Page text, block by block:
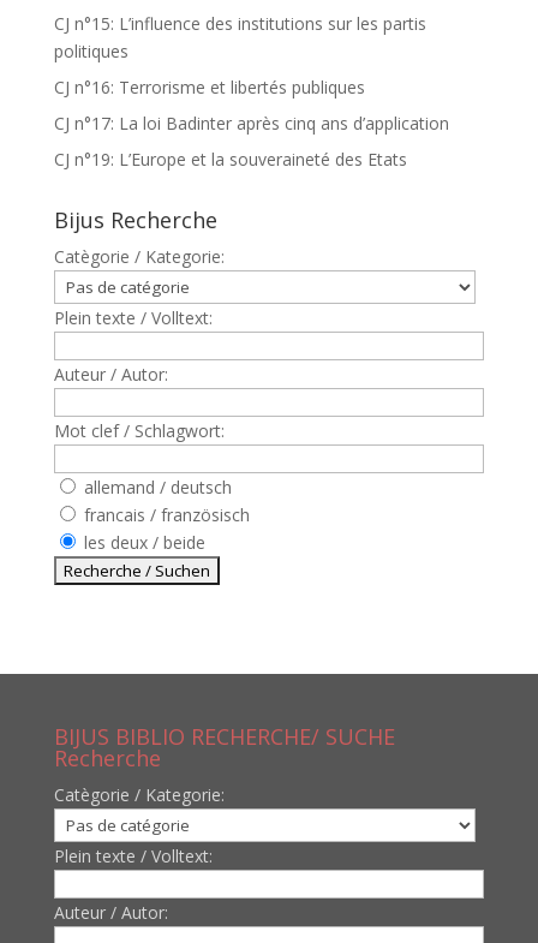
CJ n°15: L’influence des institutions sur les partis
politiques
CJ n°16: Terrorisme et libertés publiques
CJ n°17: La loi Badinter après cinq ans d’application
CJ n°19: L’Europe et la souveraineté des Etats
Bijus Recherche
Catègorie / Kategorie:
Plein texte / Volltext:
Auteur / Autor:
Mot clef / Schlagwort:
allemand / deutsch
francais / französisch
les deux / beide
BIJUS BIBLIO RECHERCHE/ SUCHE
Recherche
Catègorie / Kategorie:
Plein texte / Volltext:
Auteur / Autor: